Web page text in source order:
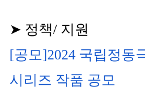
➤ 정책/ 지원
[공모]2024 국립정동
시리즈 작품 공모